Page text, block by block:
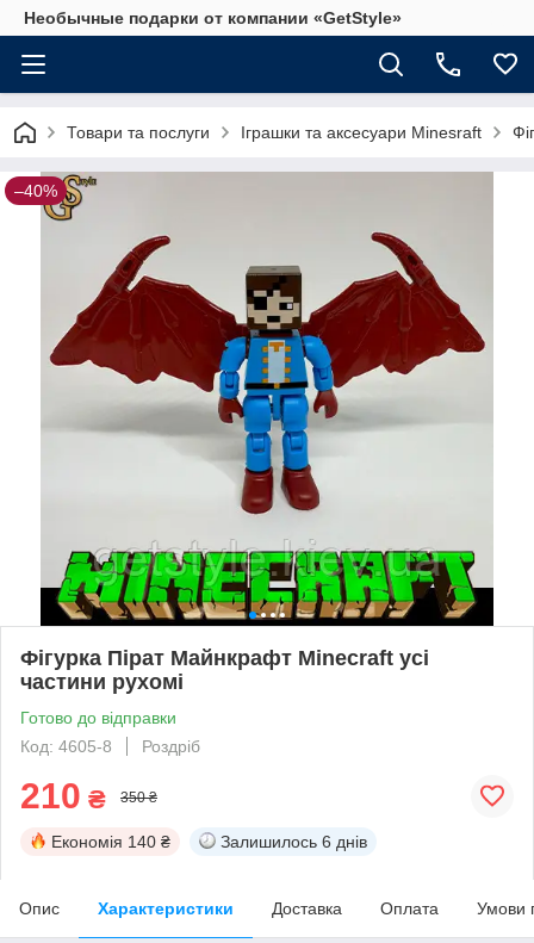
Необычные подарки от компании «GetStyle»
Товари та послуги Іграшки та аксесуари Minesraft
–40%
Фігурка Пірат Майнкрафт Minecraft усі
частини рухомі
Готово до відправки
Код: 4605-8
Роздріб
210 ₴ 350 ₴
Економія 140 ₴ Залишилось 6 днів
Опис Характеристики Доставка Оплата Умови